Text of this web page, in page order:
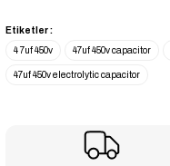
Etiketler :
4 7uf 450v
47uf 450v capacitor
47uf 450v electrolytic capacitor